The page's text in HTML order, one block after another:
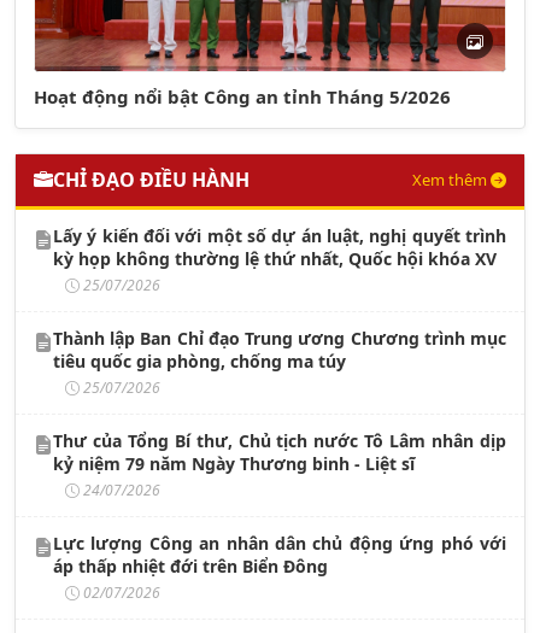
Hoạt động nổi bật Công an tỉnh Tháng 5/2026
CHỈ ĐẠO ĐIỀU HÀNH Xem thêm
Lấy ý kiến đối với một số dự án luật, nghị quyết trình
kỳ họp không thường lệ thứ nhất, Quốc hội khóa XV
25/07/2026
Thành lập Ban Chỉ đạo Trung ương Chương trình mục
tiêu quốc gia phòng, chống ma túy
25/07/2026
Thư của Tổng Bí thư, Chủ tịch nước Tô Lâm nhân dịp
kỷ niệm 79 năm Ngày Thương binh - Liệt sĩ
24/07/2026
Lực lượng Công an nhân dân chủ động ứng phó với
áp thấp nhiệt đới trên Biển Đông
02/07/2026